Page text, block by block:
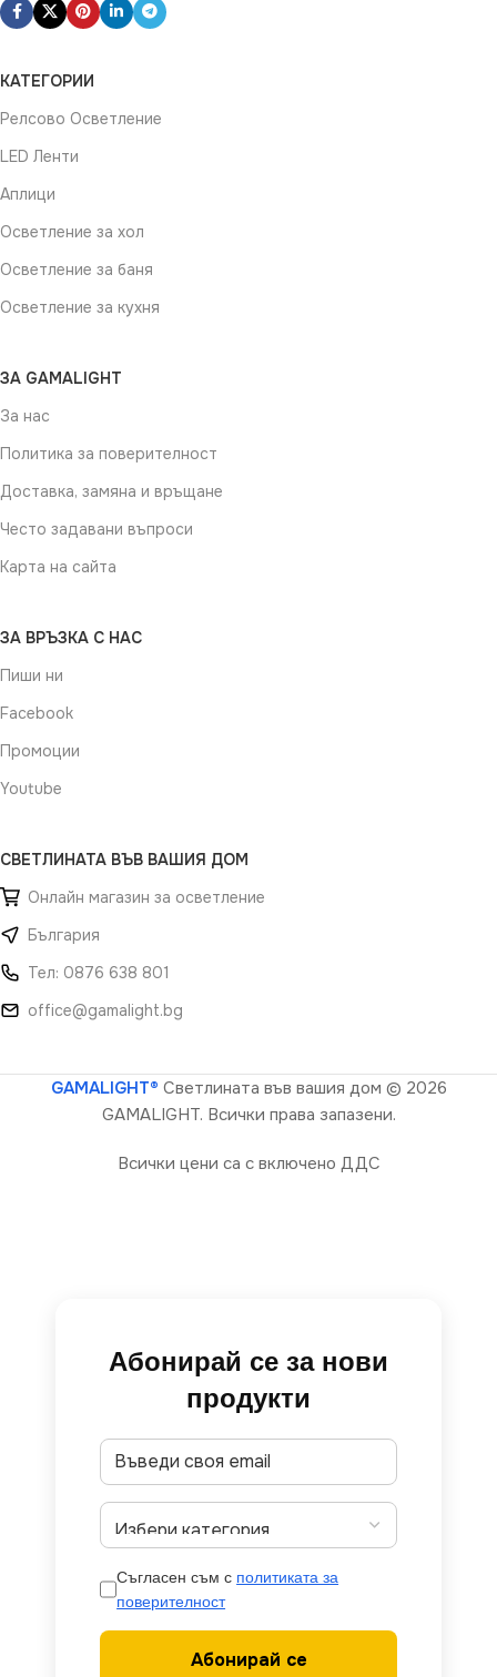
КАТЕГОРИИ
Релсово Осветление
LED Ленти
Аплици
Осветление за хол
Осветление за баня
Осветление за кухня
ЗА GAMALIGHT
За нас
Политика за поверителност
Доставка, замяна и връщане
Често задавани въпроси
Карта на сайта
ЗА ВРЪЗКА С НАС
Пиши ни
Facebook
Промоции
Youtube
СВЕТЛИНАТА ВЪВ ВАШИЯ ДОМ
Онлайн магазин за осветление
България
Тел: 0876 638 801
office@gamalight.bg
GAMALIGHT® Светлината във вашия дом © 2026
GAMALIGHT. Всички права запазени.
Всички цени са с включено ДДС
Абонирай се за нови
продукти
Съгласен съм с политиката за
поверителност
Абонирай се